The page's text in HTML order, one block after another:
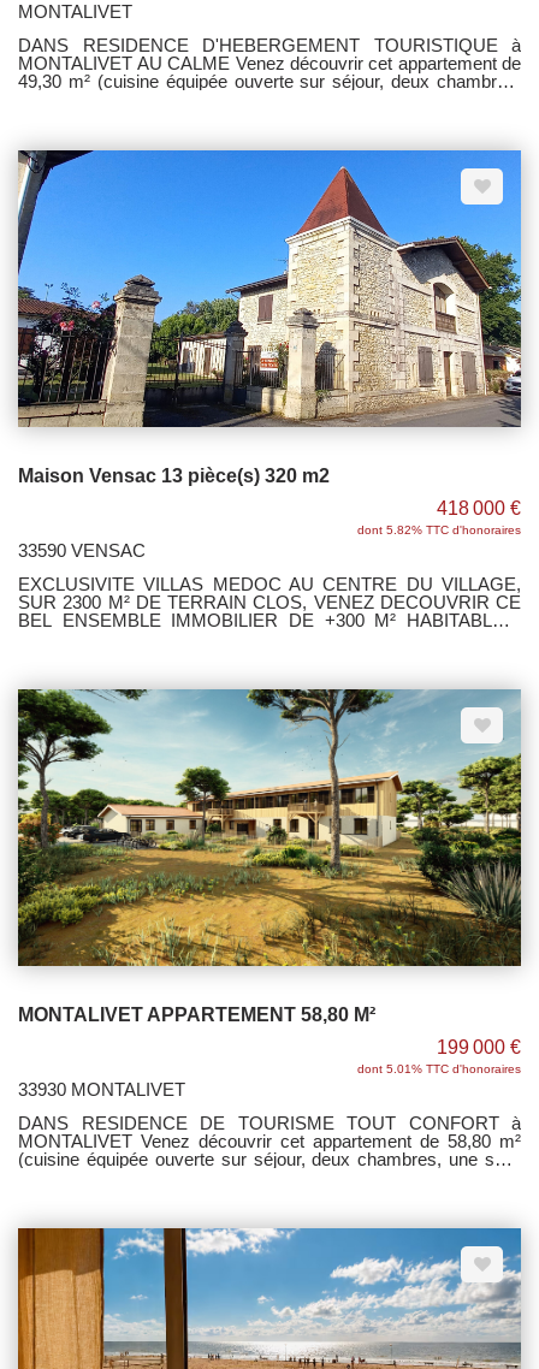
MONTALIVET
DANS RESIDENCE D'HEBERGEMENT TOURISTIQUE à
MONTALIVET AU CALME Venez découvrir cet appartement de
49,30 m² (cuisine équipée ouverte sur séjour, deux chambres,
lots - Aucun travaux à prévoir - Pas de procédure en cours.
Maison Vensac 13 pièce(s) 320 m2
418 000 €
dont 5.82% TTC d'honoraires
33590 VENSAC
EXCLUSIVITE VILLAS MEDOC AU CENTRE DU VILLAGE,
SUR 2300 M² DE TERRAIN CLOS, VENEZ DECOUVRIR CE
BEL ENSEMBLE IMMOBILIER DE +300 M² HABITABLES,
MONTALIVET APPARTEMENT 58,80 M²
199 000 €
dont 5.01% TTC d'honoraires
33930 MONTALIVET
DANS RESIDENCE DE TOURISME TOUT CONFORT à
MONTALIVET Venez découvrir cet appartement de 58,80 m²
(cuisine équipée ouverte sur séjour, deux chambres, une salle